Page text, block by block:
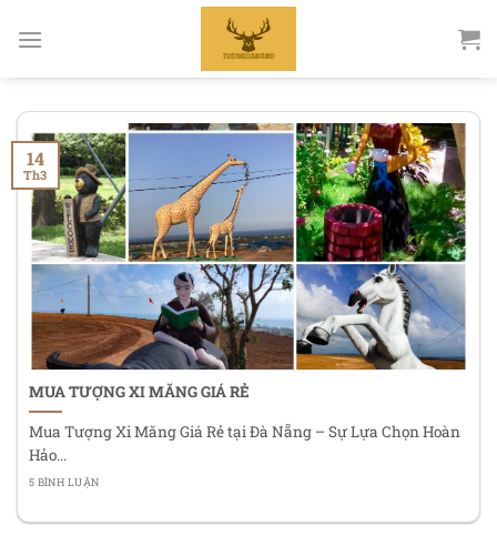
qua
MUA TƯỢNG XI MĂNG GIÁ RẺ
Mua Tượng Xi Măng Giá Rẻ tại Đà Nẵng – Sự Lựa Chọn Hoàn
Hảo...
5 BÌNH LUẬN
14
Th3